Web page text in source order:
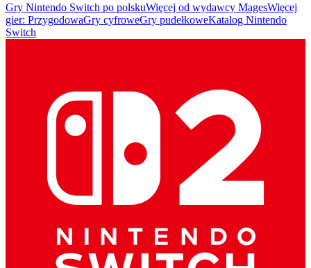
Gry Nintendo Switch po polskuWięcej od wydawcy MagesWięcej
gier: PrzygodowaGry cyfroweGry pudełkoweKatalog Nintendo
Switch